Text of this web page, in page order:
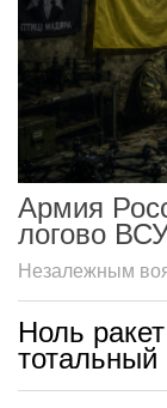
Армия
логово
Незалежным
Ноль